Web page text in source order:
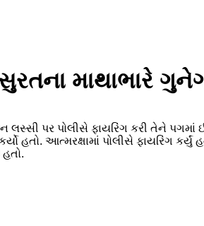
સુરતના માથાભારે
લસ્સી પર પોલીસે ફાયરિંગ કરી તેને
હતો. આત્મરક્ષામાં પોલીસે ફાયરિંગ